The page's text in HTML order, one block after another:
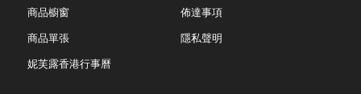
商品櫥窗
商品單張
妮芙露香港行事曆
佈達事項
隱私聲明